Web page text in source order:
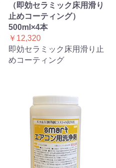
（即効セラミック床用滑り
止めコーティング）
500ml×4本
￥12,320
即効セラミック床用滑り止
めコーティング